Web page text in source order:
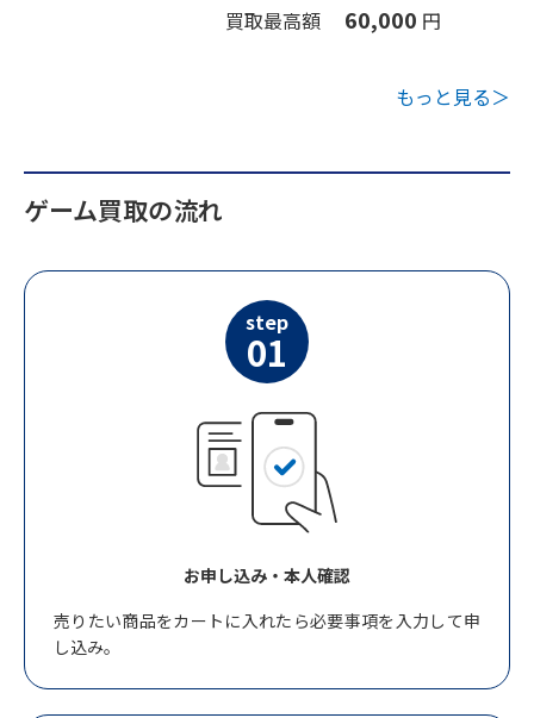
買取最高額 60,000 円
もっと見る＞
ゲーム買取の流れ
step
01
お申し込み・本人確認
売りたい商品をカートに入れたら必要事項を入力して申
し込み。